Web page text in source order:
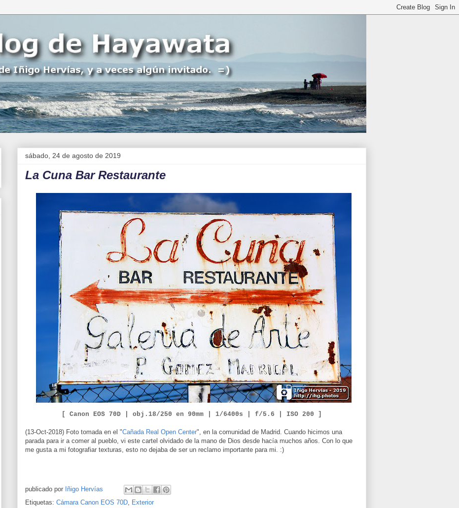
sábado, 24 de agosto de 2019
La Cuna Bar Restaurante
[ Canon EOS 70D | obj. 18/250 en 90mm | 1/6400s | f/5 .6 | ISO 200 ]
(13-Oct-2018) Foto tomada en el "Cañada Real Open Center", en la comunidad de Madrid. Cuando hicimos una
parada para ir a comer al pueblo, vi este cartel olvidado de la mano de Dios desde hacía muchos años. Con lo que
me gusta a mi fotografiar texturas, esto no dejaba de ser un reclamo importante para mi. :)
publicado por Iñigo Hervías
Etiquetas: Cámara Canon EOS 70D, Exterior